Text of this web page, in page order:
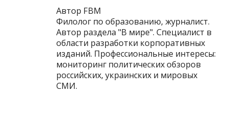
Автор FBM
Филолог по образованию, журналист.
Автор раздела "В мире". Специалист в
области разработки корпоративных
изданий. Профессиональные интересы:
мониторинг политических обзоров
российских, украинских и мировых
СМИ.